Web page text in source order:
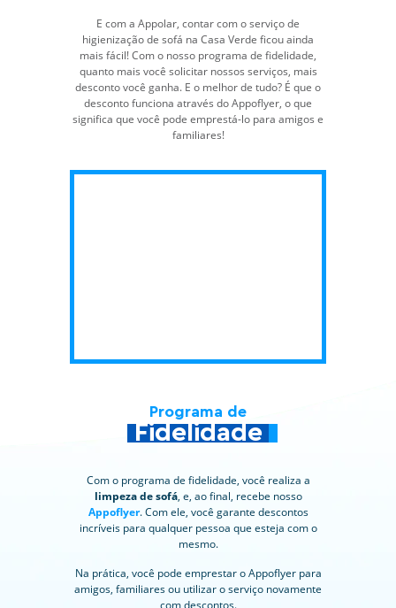
E com a Appolar, contar com o serviço de
higienização de sofá na Casa Verde ficou ainda
mais fácil! Com o nosso programa de fidelidade,
quanto mais você solicitar nossos serviços, mais
desconto você ganha. E o melhor de tudo? É que o
desconto funciona através do Appoflyer, o que
significa que você pode emprestá-lo para amigos e
familiares!
Programa de
Fidelidade
Com o programa de fidelidade, você realiza a
limpeza de sofá, e, ao final, recebe nosso
Appoflyer. Com ele, você garante descontos
incríveis para qualquer pessoa que esteja com o
mesmo.
Na prática, você pode emprestar o Appoflyer para
amigos, familiares ou utilizar o serviço novamente
com descontos.